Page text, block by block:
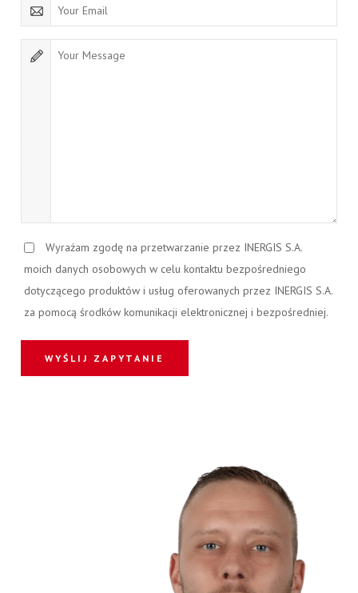
Wyrażam zgodę na przetwarzanie przez INERGIS S.A.
moich danych osobowych w celu kontaktu bezpośredniego
dotyczącego produktów i usług oferowanych przez INERGIS S.A.
za pomocą środków komunikacji elektronicznej i bezpośredniej.
WYŚLIJ ZAPYTANIE